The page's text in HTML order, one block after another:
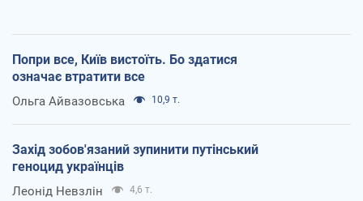
Попри все, Київ вистоїть. Бо здатися
означає втратити все
Ольга Айвазовська 10,9 т.
Захід зобов'язаний зупинити путінський
геноцид українців
Леонід Невзлін 4,6 т.